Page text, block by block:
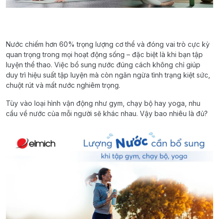
Nước chiếm hơn 60% trọng lượng cơ thể và đóng vai trò cực kỳ
quan trọng trong mọi hoạt động sống – đặc biệt là khi bạn tập
luyện thể thao. Việc bổ sung nước đúng cách không chỉ giúp
duy trì hiệu suất tập luyện mà còn ngăn ngừa tình trạng kiệt sức,
chuột rút và mất nước nghiêm trọng.
Tùy vào loại hình vận động như gym, chạy bộ hay yoga, nhu
cầu về nước của mỗi người sẽ khác nhau. Vậy bao nhiêu là đủ?